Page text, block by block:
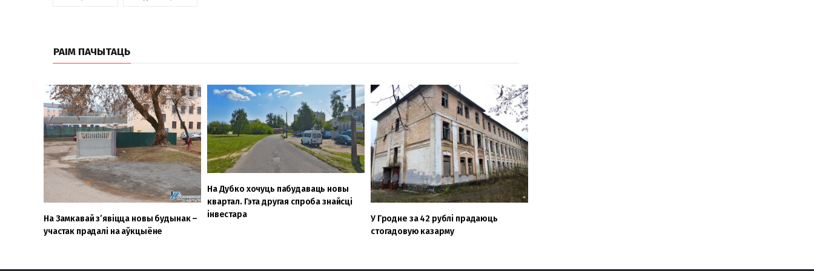
РАІМ ПАЧЫТАЦЬ
На Замкавай з’явіцца новы будынак –
участак прадалі на аўкцыёне
На Дубко хочуць пабудаваць новы
квартал. Гэта другая спроба знайсці
інвестара
У Гродне за 42 рублі прадаюць
стогадовую казарму